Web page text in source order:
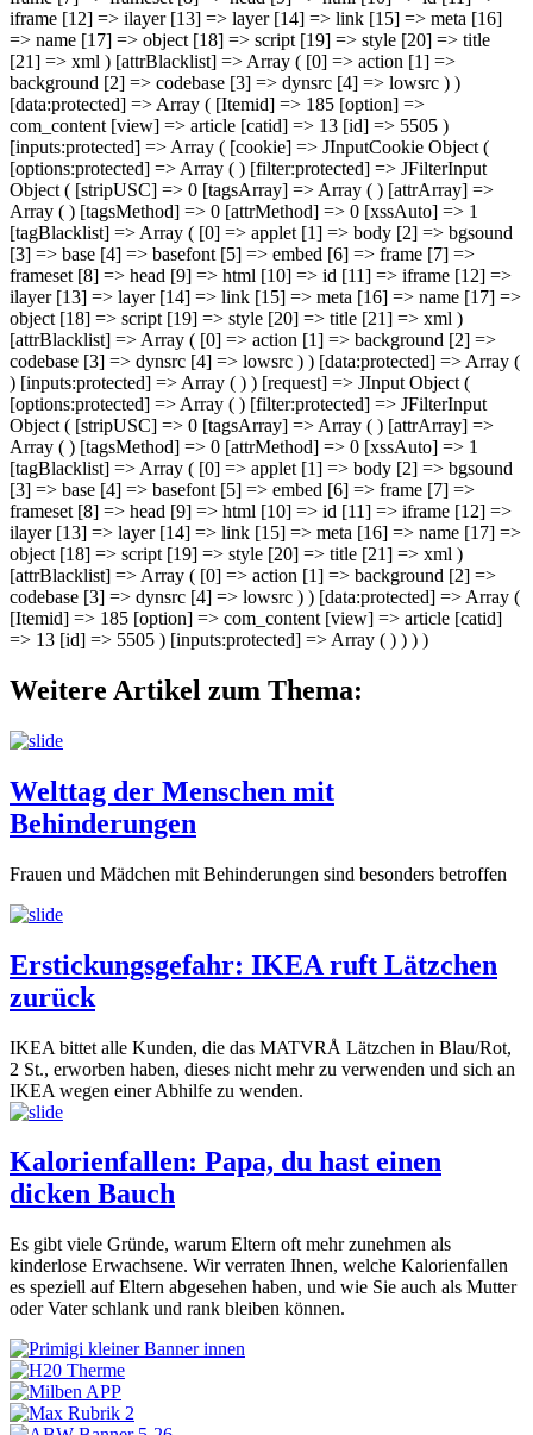
iframe [12] => ilayer [13] => layer [14] => link [15] => meta [16]
=> name [17] => object [18] => script [19] => style [20] => title
[21] => xml ) [attrBlacklist] => Array ( [0] => action [1] =>
background [2] => codebase [3] => dynsrc [4] => lowsrc ) )
[data:protected] => Array ( [Itemid] => 185 [option] =>
com_content [view] => article [catid] => 13 [id] => 5505 )
[inputs:protected] => Array ( [cookie] => JInputCookie Object (
[options:protected] => Array ( ) [filter:protected] => JFilterInput
Object ( [stripUSC] => 0 [tagsArray] => Array ( ) [attrArray] =>
Array ( ) [tagsMethod] => 0 [attrMethod] => 0 [xssAuto] => 1
[tagBlacklist] => Array ( [0] => applet [1] => body [2] => bgsound
[3] => base [4] => basefont [5] => embed [6] => frame [7] =>
frameset [8] => head [9] => html [10] => id [11] => iframe [12] =>
ilayer [13] => layer [14] => link [15] => meta [16] => name [17] =>
object [18] => script [19] => style [20] => title [21] => xml )
[attrBlacklist] => Array ( [0] => action [1] => background [2] =>
codebase [3] => dynsrc [4] => lowsrc ) ) [data:protected] => Array (
) [inputs:protected] => Array ( ) ) [request] => JInput Object (
[options:protected] => Array ( ) [filter:protected] => JFilterInput
Object ( [stripUSC] => 0 [tagsArray] => Array ( ) [attrArray] =>
Array ( ) [tagsMethod] => 0 [attrMethod] => 0 [xssAuto] => 1
[tagBlacklist] => Array ( [0] => applet [1] => body [2] => bgsound
[3] => base [4] => basefont [5] => embed [6] => frame [7] =>
frameset [8] => head [9] => html [10] => id [11] => iframe [12] =>
ilayer [13] => layer [14] => link [15] => meta [16] => name [17] =>
object [18] => script [19] => style [20] => title [21] => xml )
[attrBlacklist] => Array ( [0] => action [1] => background [2] =>
codebase [3] => dynsrc [4] => lowsrc ) ) [data:protected] => Array (
[Itemid] => 185 [option] => com_content [view] => article [catid]
=> 13 [id] => 5505 ) [inputs:protected] => Array ( ) ) ) )
Weitere Artikel zum Thema:
Welttag der Menschen mit
Behinderungen
Frauen und Mädchen mit Behinderungen sind besonders betroffen
Erstickungsgefahr: IKEA ruft Lätzchen
zurück
IKEA bittet alle Kunden, die das MATVRÅ Lätzchen in Blau/Rot,
2 St., erworben haben, dieses nicht mehr zu verwenden und sich an
IKEA wegen einer Abhilfe zu wenden.
Kalorienfallen: Papa, du hast einen
dicken Bauch
Es gibt viele Gründe, warum Eltern oft mehr zunehmen als
kinderlose Erwachsene. Wir verraten Ihnen, welche Kalorienfallen
es speziell auf Eltern abgesehen haben, und wie Sie auch als Mutter
oder Vater schlank und rank bleiben können.